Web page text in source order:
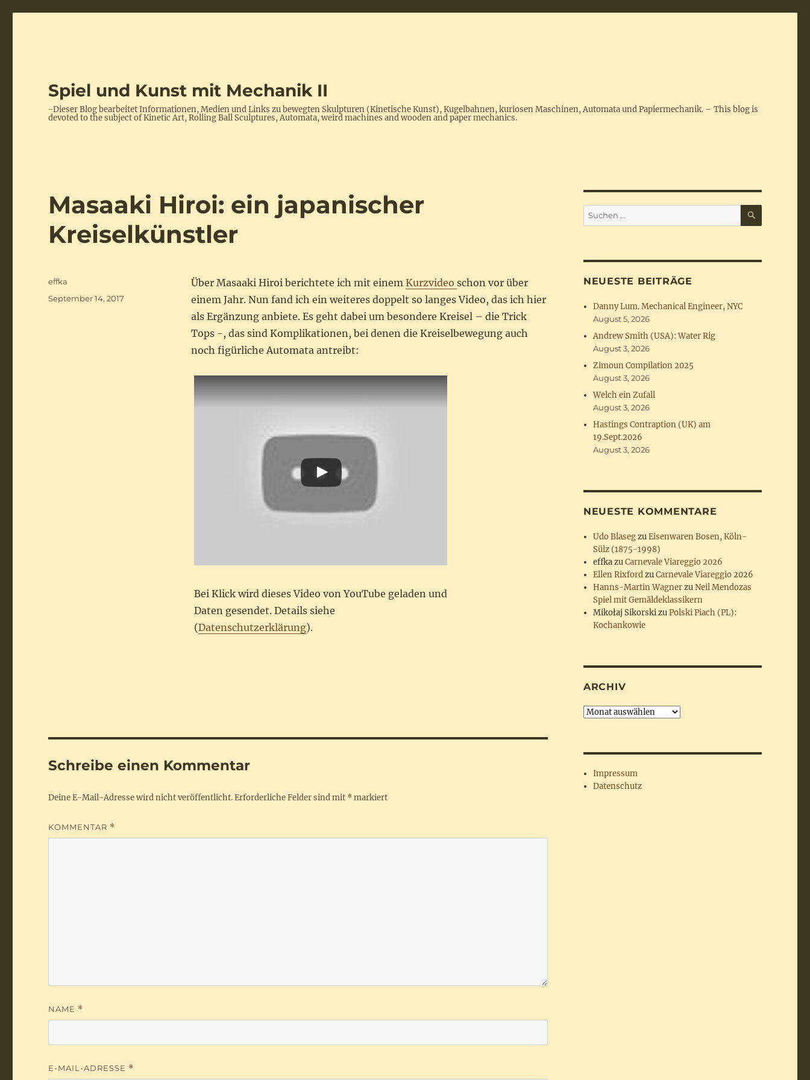
Spiel und Kunst mit Mechanik II
-Dieser Blog bearbeitet Informationen, Medien und Links zu bewegten Skulpturen (Kinetische Kunst), Kugelbahnen, kuriosen Maschinen, Automata und Papiermechanik. – This blog is
devoted to the subject of Kinetic Art, Rolling Ball Sculptures, Automata, weird machines and wooden and paper mechanics.
Masaaki Hiroi: ein japanischer
Kreiselkünstler
Über Masaaki Hiroi berichtete ich mit einem Kurzvideo schon vor über
einem Jahr. Nun fand ich ein weiteres doppelt so langes Video, das ich hier
als Ergänzung anbiete. Es geht dabei um besondere Kreisel – die Trick
Tops -, das sind Komplikationen, bei denen die Kreiselbewegung auch
noch figürliche Automata antreibt:
Bei Klick wird dieses Video von YouTube geladen und
Daten gesendet. Details siehe
(Datenschutzerklärung).
Autor
effka
Veröffentlicht
September 14, 2017
Schreibe einen Kommentar
Deine E-Mail-Adresse wird nicht veröffentlicht.Erforderliche Felder sind mit * markiert
KOMMENTAR *
NAME *
E-MAIL-ADRESSE *
Suchen
nach:
SUCHEN
NEUESTE BEITRÄGE
Danny Lum. Mechanical Engineer, NYC
August 5, 2026
Andrew Smith (USA): Water Rig
August 3, 2026
Zimoun Compilation 2025
August 3, 2026
Welch ein Zufall
August 3, 2026
Hastings Contraption (UK) am
19.Sept.2026
August 3, 2026
NEUESTE KOMMENTARE
Udo BlasegzuEisenwaren Bosen, Köln-
Sülz (1875-1998)
effkazuCarnevale Viareggio 2026
Ellen RixfordzuCarnevale Viareggio 2026
Hanns-Martin WagnerzuNeil Mendozas
Spiel mit Gemäldeklassikern
Mikołaj SikorskizuPolski Piach (PL):
Kochankowie
ARCHIV
Archiv
Impressum
Datenschutz